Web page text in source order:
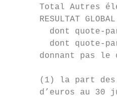
Total Autres
RESULTAT
dont quote-
dont quote-
donnant pas le
(1) la part
d’euros au 30